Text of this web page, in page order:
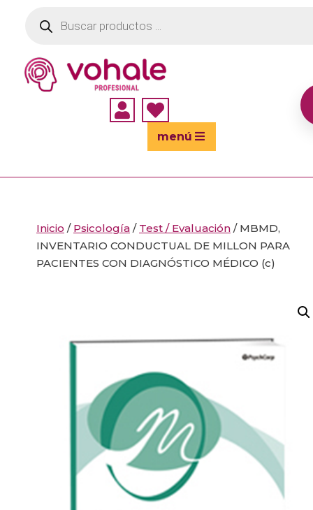
productos
 
menú
Inicio / Psicología / Test / Evaluación / MBMD,
INVENTARIO CONDUCTUAL DE MILLON PARA
PACIENTES CON DIAGNÓSTICO MÉDICO (c)